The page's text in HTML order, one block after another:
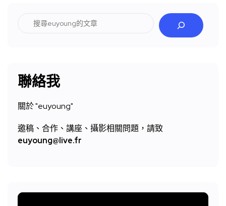
聯絡我
關於 "euyoung"
邀稿、合作、講座、攝影相關問題，請致
euyoung@live.fr